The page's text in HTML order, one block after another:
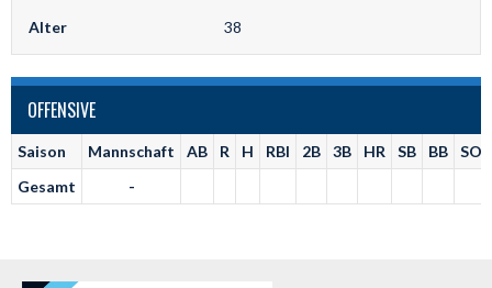
Alter 38
OFFENSIVE
Saison Mannschaft AB R H RBI 2B 3B HR SB BB
SO
Gesamt
-